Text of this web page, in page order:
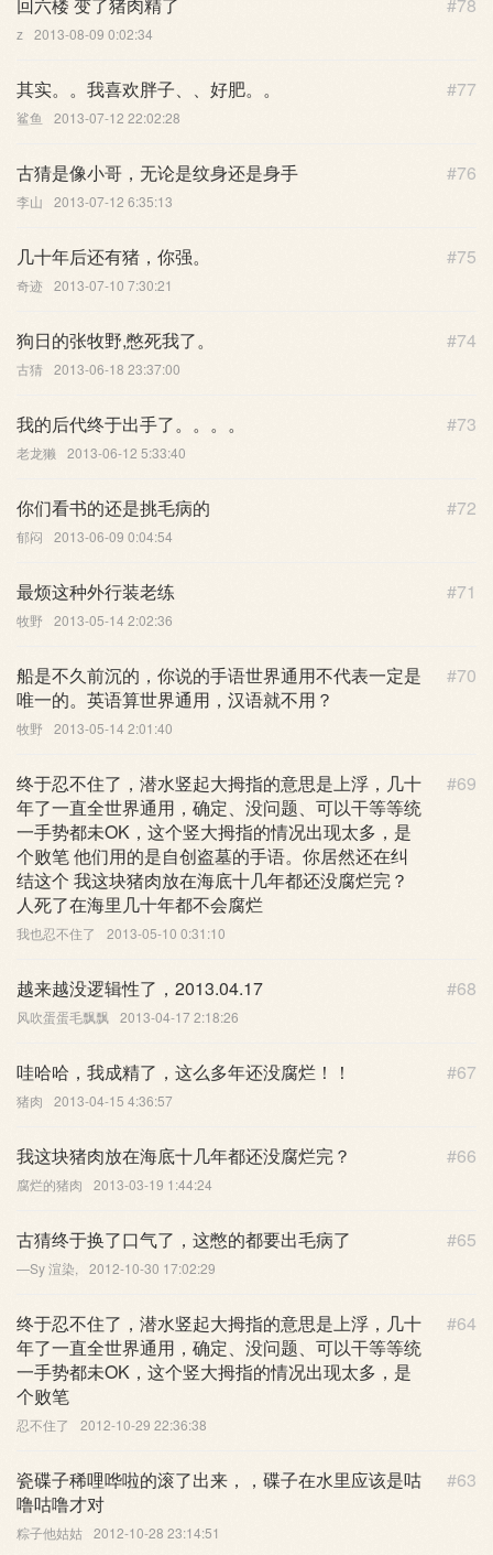
z 2013-08-09 0:02:34
#77
其实。。我喜欢胖子、、好肥。。
鲨鱼 2013-07-12 22:02:28
#76
古猜是像小哥，无论是纹身还是身手
李山 2013-07-12 6:35:13
#75
几十年后还有猪，你强。
奇迹 2013-07-10 7:30:21
#74
狗日的张牧野,憋死我了。
古猜 2013-06-18 23:37:00
#73
我的后代终于出手了。。。。
老龙獭 2013-06-12 5:33:40
#72
你们看书的还是挑毛病的
郁闷 2013-06-09 0:04:54
#71
最烦这种外行装老练
牧野 2013-05-14 2:02:36
#70
船是不久前沉的，你说的手语世界通用不代表一定是
唯一的。英语算世界通用，汉语就不用？
牧野 2013-05-14 2:01:40
#69
终于忍不住了，潜水竖起大拇指的意思是上浮，几十
年了一直全世界通用，确定、没问题、可以干等等统
一手势都未OK，这个竖大拇指的情况出现太多，是
个败笔 他们用的是自创盗墓的手语。你居然还在纠
结这个 我这块猪肉放在海底十几年都还没腐烂完？
人死了在海里几十年都不会腐烂
我也忍不住了 2013-05-10 0:31:10
#68
越来越没逻辑性了，2013.04.17
风吹蛋蛋毛飘飘 2013-04-17 2:18:26
#67
哇哈哈，我成精了，这么多年还没腐烂！！
猪肉 2013-04-15 4:36:57
#66
我这块猪肉放在海底十几年都还没腐烂完？
腐烂的猪肉 2013-03-19 1:44:24
#65
古猜终于换了口气了，这憋的都要出毛病了
—Sy 渲染, 2012-10-30 17:02:29
#64
终于忍不住了，潜水竖起大拇指的意思是上浮，几十
年了一直全世界通用，确定、没问题、可以干等等统
一手势都未OK，这个竖大拇指的情况出现太多，是
个败笔
忍不住了 2012-10-29 22:36:38
#63
瓷碟子稀哩哗啦的滚了出来，，碟子在水里应该是咕
噜咕噜才对
粽子他姑姑 2012-10-28 23:14:51